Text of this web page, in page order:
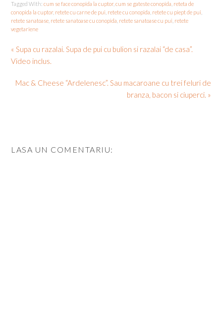
Tagged With:cum se face conopida la cuptor,cum se gateste conopida reteta de
conopida la cuptor, retete cu carne de pui retete cu conopida retete cu piept de pui
retete sanatoase retete sanatoase cu conopida retete sanatoase cu pui retete
vegetariene
« Supa cu razalai. Supa de pui cu bulion si razalai “de casa”.
Video inclus.
Mac & Cheese “Ardelenesc”. Sau macaroane cu trei feluri de
branza, bacon si ciuperci. »
LASA UN COMENTARIU: